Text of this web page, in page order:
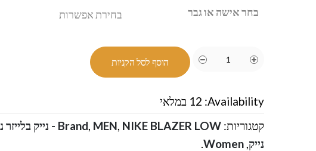
בחר אישה או גבר
הוסף לסל הקניות
Availability: 12 במלאי
קטגוריות:
Brand, MEN, NIKE BLAZER LOW - נייק בלייזר נמוכות
נייק,
Women
.